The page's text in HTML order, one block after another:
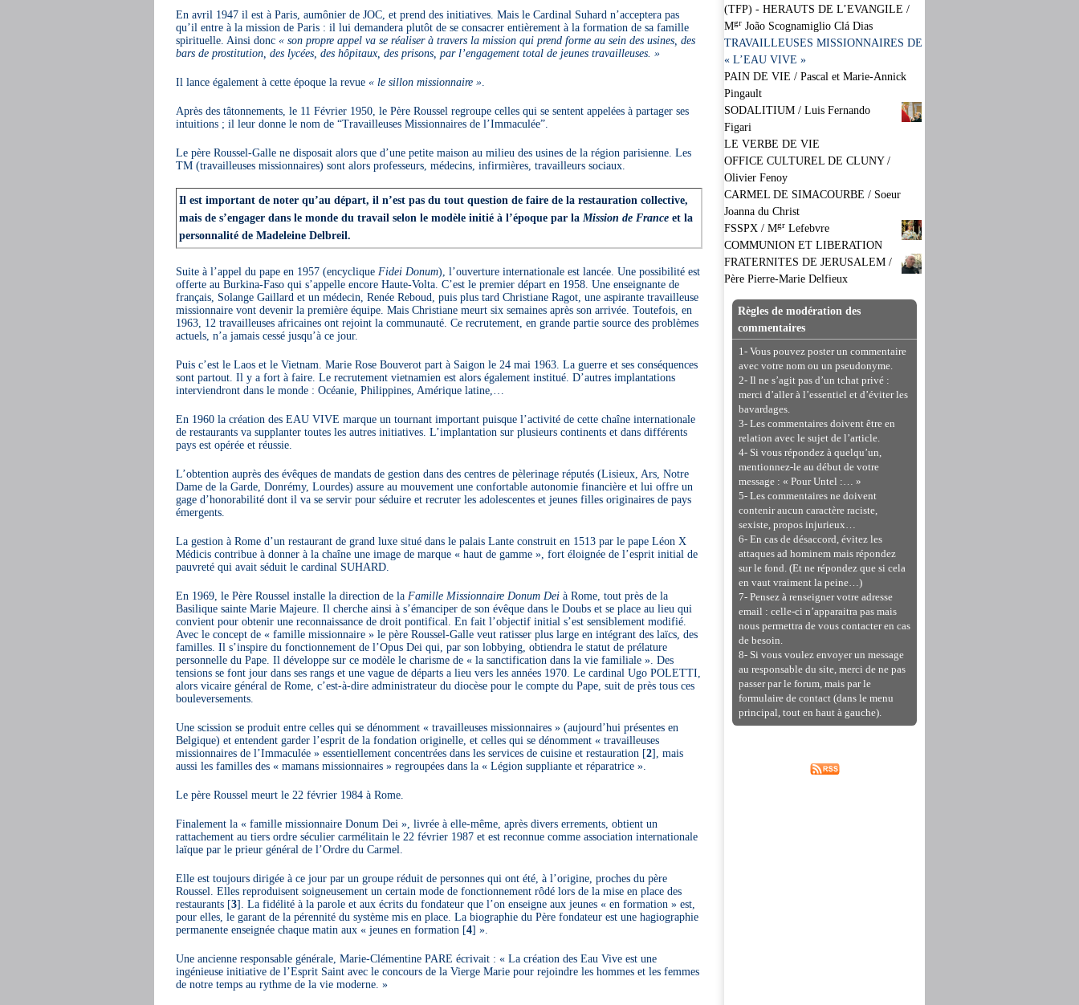
En avril 1947 il est à Paris, aumônier de JOC, et prend des initiatives. Mais le Cardinal Suhard n’acceptera pas
qu’il entre à la mission de Paris : il lui demandera plutôt de se consacrer entièrement à la formation de sa famille
spirituelle. Ainsi donc « son propre appel va se réaliser à travers la mission qui prend forme au sein des usines, des
bars de prostitution, des lycées, des hôpitaux, des prisons, par l’engagement total de jeunes travailleuses. »
Il lance également à cette époque la revue « le sillon missionnaire ».
Après des tâtonnements, le 11 Février 1950, le Père Roussel regroupe celles qui se sentent appelées à partager ses
intuitions ; il leur donne le nom de “Travailleuses Missionnaires de l’Immaculée”.
Le père Roussel-Galle ne disposait alors que d’une petite maison au milieu des usines de la région parisienne. Les
TM (travailleuses missionnaires) sont alors professeurs, médecins, infirmières, travailleurs sociaux.
Il est important de noter qu’au départ, il n’est pas du tout question de faire de la restauration collective,
mais de s’engager dans le monde du travail selon le modèle initié à l’époque par laMission de France et la
personnalité de Madeleine Delbreil.
Suite à l’appel du pape en 1957 (encyclique Fidei Donum), l’ouverture internationale est lancée. Une possibilité est
offerte au Burkina-Faso qui s’appelle encore Haute-Volta. C’est le premier départ en 1958. Une enseignante de
français, Solange Gaillard et un médecin, Renée Reboud, puis plus tard Christiane Ragot, une aspirante travailleuse
missionnaire vont devenir la première équipe. Mais Christiane meurt six semaines après son arrivée. Toutefois, en
1963, 12 travailleuses africaines ont rejoint la communauté. Ce recrutement, en grande partie source des problèmes
actuels, n’a jamais cessé jusqu’à ce jour.
Puis c’est le Laos et le Vietnam. Marie Rose Bouverot part à Saigon le 24 mai 1963. La guerre et ses conséquences
sont partout. Il y a fort à faire. Le recrutement vietnamien est alors également institué. D’autres implantations
interviendront dans le monde : Océanie, Philippines, Amérique latine,…
En 1960 la création des EAU VIVE marque un tournant important puisque l’activité de cette chaîne internationale
de restaurants va supplanter toutes les autres initiatives. L’implantation sur plusieurs continents et dans différents
pays est opérée et réussie.
L’obtention auprès des évêques de mandats de gestion dans des centres de pèlerinage réputés (Lisieux, Ars, Notre
Dame de la Garde, Donrémy, Lourdes) assure au mouvement une confortable autonomie financière et lui offre un
gage d’honorabilité dont il va se servir pour séduire et recruter les adolescentes et jeunes filles originaires de pays
émergents.
La gestion à Rome d’un restaurant de grand luxe situé dans le palais Lante construit en 1513 par le pape Léon X
Médicis contribue à donner à la chaîne une image de marque « haut de gamme », fort éloignée de l’esprit initial de
pauvreté qui avait séduit le cardinal SUHARD.
En 1969, le Père Roussel installe la direction de la Famille Missionnaire Donum Deià Rome, tout près de la
Basilique sainte Marie Majeure. Il cherche ainsi à s’émanciper de son évêque dans le Doubs et se place au lieu qui
convient pour obtenir une reconnaissance de droit pontifical. En fait l’objectif initial s’est sensiblement modifié.
Avec le concept de « famille missionnaire » le père Roussel-Galle veut ratisser plus large en intégrant des laïcs, des
familles. Il s’inspire du fonctionnement de l’Opus Dei qui, par son lobbying, obtiendra le statut de prélature
personnelle du Pape. Il développe sur ce modèle le charisme de « la sanctification dans la vie familiale ». Des
tensions se font jour dans ses rangs et une vague de départs a lieu vers les années 1970. Le cardinal Ugo POLETTI,
alors vicaire général de Rome, c’est-à-dire administrateur du diocèse pour le compte du Pape, suit de près tous ces
bouleversements.
Une scission se produit entre celles qui se dénomment « travailleuses missionnaires » (aujourd’hui présentes en
Belgique) et entendent garder l’esprit de la fondation originelle, et celles qui se dénomment « travailleuses
missionnaires de l’Immaculée » essentiellement concentrées dans les services de cuisine et restauration [2] , mais
aussi les familles des « mamans missionnaires » regroupées dans la « Légion suppliante et réparatrice ».
Le père Roussel meurt le 22 février 1984 à Rome.
Finalement la « famille missionnaire Donum Dei », livrée à elle-même, après divers errements, obtient un
rattachement au tiers ordre séculier carmélitain le 22 février 1987 et est reconnue comme association internationale
laïque par le prieur général de l’Ordre du Carmel.
Elle est toujours dirigée à ce jour par un groupe réduit de personnes qui ont été, à l’origine, proches du père
Roussel. Elles reproduisent soigneusement un certain mode de fonctionnement rôdé lors de la mise en place des
restaurants[3] . La fidélité à la parole et aux écrits du fondateur que l’on enseigne aux jeunes « en formation » est,
pour elles, le garant de la pérennité du système mis en place. La biographie du Père fondateur est une hagiographie
permanente enseignée chaque matin aux « jeunes en formation [4] ».
Une ancienne responsable générale, Marie-Clémentine PARE écrivait : « La création des Eau Vive est une
ingénieuse initiative de l’Esprit Saint avec le concours de la Vierge Marie pour rejoindre les hommes et les femmes
de notre temps au rythme de la vie moderne. »
(TFP) - HERAUTS DE L’EVANGILE /
Mgr João Scognamiglio Clá Dias
TRAVAILLEUSES MISSIONNAIRES DE
« L’EAU VIVE »
PAIN DE VIE / Pascal et Marie-Annick
Pingault
SODALITIUM / Luis Fernando
Figari
LE VERBE DE VIE
OFFICE CULTUREL DE CLUNY /
Olivier Fenoy
CARMEL DE SIMACOURBE / Soeur
Joanna du Christ
FSSPX / Mgr Lefebvre
COMMUNION ET LIBERATION
FRATERNITES DE JERUSALEM /
Père Pierre-Marie Delfieux
Règles de modération des
commentaires
1- Vous pouvez poster un commentaire
avec votre nom ou un pseudonyme.
2- Il ne s’agit pas d’un tchat privé :
merci d’aller à l’essentiel et d’éviter les
bavardages.
3- Les commentaires doivent être en
relation avec le sujet de l’article.
4- Si vous répondez à quelqu’un,
mentionnez-le au début de votre
message : « Pour Untel :… »
5- Les commentaires ne doivent
contenir aucun caractère raciste,
sexiste, propos injurieux…
6- En cas de désaccord, évitez les
attaques ad hominem mais répondez
sur le fond. (Et ne répondez que si cela
en vaut vraiment la peine…)
7- Pensez à renseigner votre adresse
email : celle-ci n’apparaitra pas mais
nous permettra de vous contacter en cas
de besoin.
8- Si vous voulez envoyer un message
au responsable du site, merci de ne pas
passer par le forum, mais par le
formulaire de contact (dans le menu
principal, tout en haut à gauche).